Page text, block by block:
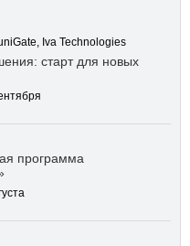
Iva Technologies
старт для новых
программа